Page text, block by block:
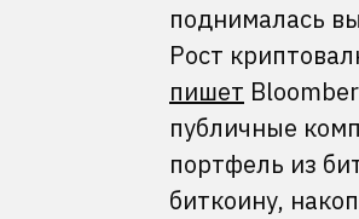
поднималась
Рост
пишет
публичные
портфель из
биткоину,